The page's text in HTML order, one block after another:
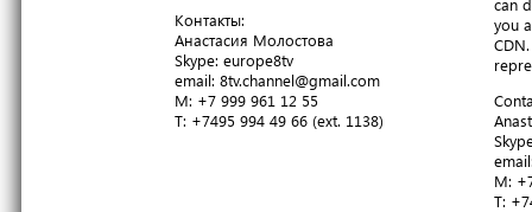
Контакты:
Анастасия Молостова
​Skype: europe8tv
email: 8tv.channel@gmail.com
M: +7 999 961 12 55
T​: +7495 994 49 66 (ext. 1138)
can
you
M:
T​: